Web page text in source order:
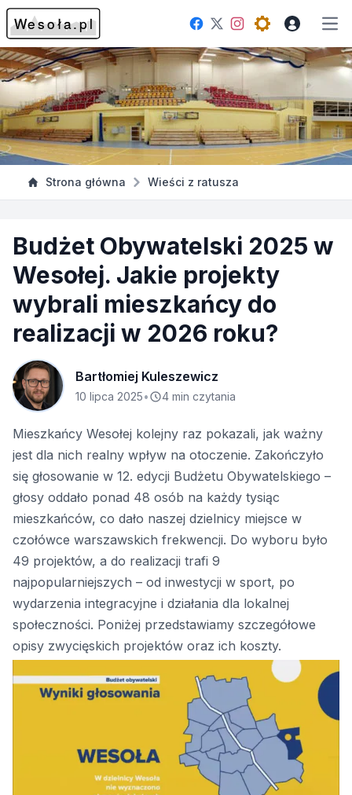
Facebook
TwitterInstagram
Open theme
Strona główna Wieści z ratusza
Budżet Obywatelski 2025 w
Wesołej. Jakie projekty
wybrali mieszkańcy do
realizacji w 2026 roku?
Bartłomiej Kuleszewicz
10 lipca 2025• 4 min czytania
Mieszkańcy Wesołej kolejny raz pokazali, jak ważny
jest dla nich realny wpływ na otoczenie. Zakończyło
się głosowanie w 12. edycji Budżetu Obywatelskiego –
głosy oddało ponad 48 osób na każdy tysiąc
mieszkańców, co dało naszej dzielnicy miejsce w
czołówce warszawskich frekwencji. Do wyboru było
49 projektów, a do realizacji trafi 9
najpopularniejszych – od inwestycji w sport, po
wydarzenia integracyjne i działania dla lokalnej
społeczności. Poniżej przedstawiamy szczegółowe
opisy zwycięskich projektów oraz ich koszty.